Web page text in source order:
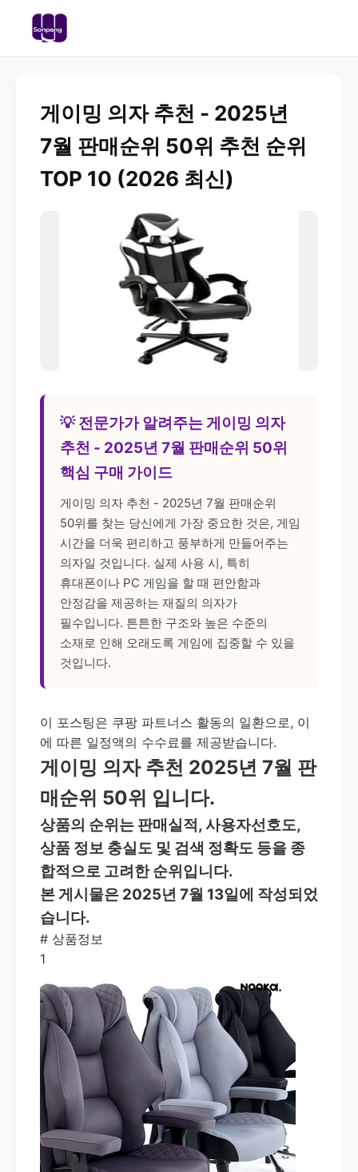
게이밍 의자 추천 - 2025년
7월 판매순위 50위 추천 순위
TOP 10 (2026 최신)
💡 전문가가 알려주는 게이밍 의자
추천 - 2025년 7월 판매순위 50위
핵심 구매 가이드
게이밍 의자 추천 - 2025년 7월 판매순위
50위를 찾는 당신에게 가장 중요한 것은, 게임
시간을 더욱 편리하고 풍부하게 만들어주는
의자일 것입니다. 실제 사용 시, 특히
휴대폰이나 PC 게임을 할 때 편안함과
안정감을 제공하는 재질의 의자가
필수입니다. 튼튼한 구조와 높은 수준의
소재로 인해 오래도록 게임에 집중할 수 있을
것입니다.
이 포스팅은 쿠팡 파트너스 활동의 일환으로, 이
에 따른 일정액의 수수료를 제공받습니다.
게이밍 의자 추천 2025년 7월 판
매순위 50위 입니다.
상품의 순위는 판매실적, 사용자선호도,
상품 정보 충실도 및 검색 정확도 등을 종
합적으로 고려한 순위입니다.
본 게시물은 2025년 7월 13일에 작성되었
습니다.
# 상품정보
1